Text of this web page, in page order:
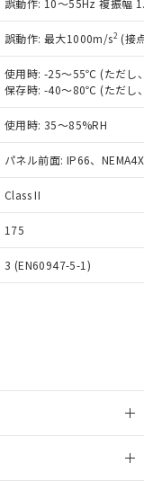
誤動作: 10～55Hz 複振幅
誤動作: 最大1000m/s2 (接点
使用時: -25～55℃ (ただし、氷
保存時: -40～80℃ (ただし、氷
使用時: 35～85%RH
パネル前面: IP66、NEMA4X,
Class II
175
3 (EN60947-5-1)
準価格はお客
客様担当のオ
当社販売員に
や当社販売拠
」をご確認
結果を当社の
漏洩または開
す。
ト作成サー
には、I-Web
いる必要が
上で当社にご
御機器に対する
は閾値を超える意
す。
より、予定
ード
基準）
有を証明す
を証明する
ステル類４
DIBP(フタル酸ジ
酸ブチルベンジ
)) : 1000ppm
。
いて有害物
刻な影響を
部門へお問
に輸出されな
ます。
器、ミサイ
またはその他
装置等に一切
者に販売する
3の内容を当
また当社は、
関係者が違
る場合は、取
が在庫あり
状況につ
取引先、ま
ムロン制御
売員にご確
在庫状況の
い機種